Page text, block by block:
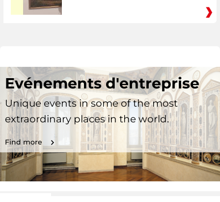
Evénements d'entreprise
Unique events in some of the most
extraordinary places in the world.
Find more